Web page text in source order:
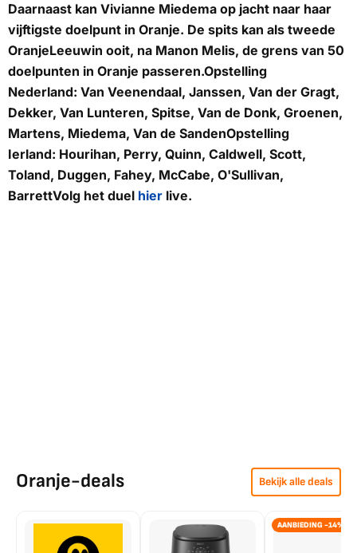
Daarnaast kan Vivianne Miedema op jacht naar haar
vijftigste doelpunt in Oranje. De spits kan als tweede
OranjeLeeuwin ooit, na Manon Melis, de grens van 50
doelpunten in Oranje passeren.Opstelling
Nederland: Van Veenendaal, Janssen, Van der Gragt,
Dekker, Van Lunteren, Spitse, Van de Donk, Groenen,
Martens, Miedema, Van de SandenOpstelling
Ierland: Hourihan, Perry, Quinn, Caldwell, Scott,
Toland, Duggen, Fahey, McCabe, O'Sullivan,
BarrettVolg het duel hier live.
Oranje-deals Bekijk alle deals
AANBIEDING -14%